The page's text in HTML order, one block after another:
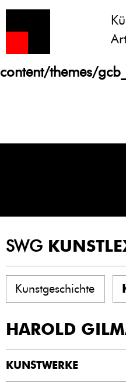
Notice
: Undefined
/homepages/21/
content/themes/
SWG
Kunstgeschichte
HAROLD
KUNSTWERKE